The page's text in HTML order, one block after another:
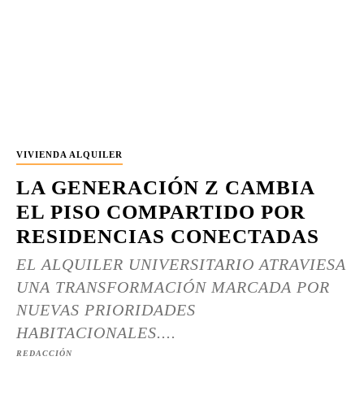
VIVIENDA ALQUILER
LA GENERACIÓN Z CAMBIA
EL PISO COMPARTIDO POR
RESIDENCIAS CONECTADAS
EL ALQUILER UNIVERSITARIO ATRAVIESA
UNA TRANSFORMACIÓN MARCADA POR
NUEVAS PRIORIDADES
HABITACIONALES....
REDACCIÓN